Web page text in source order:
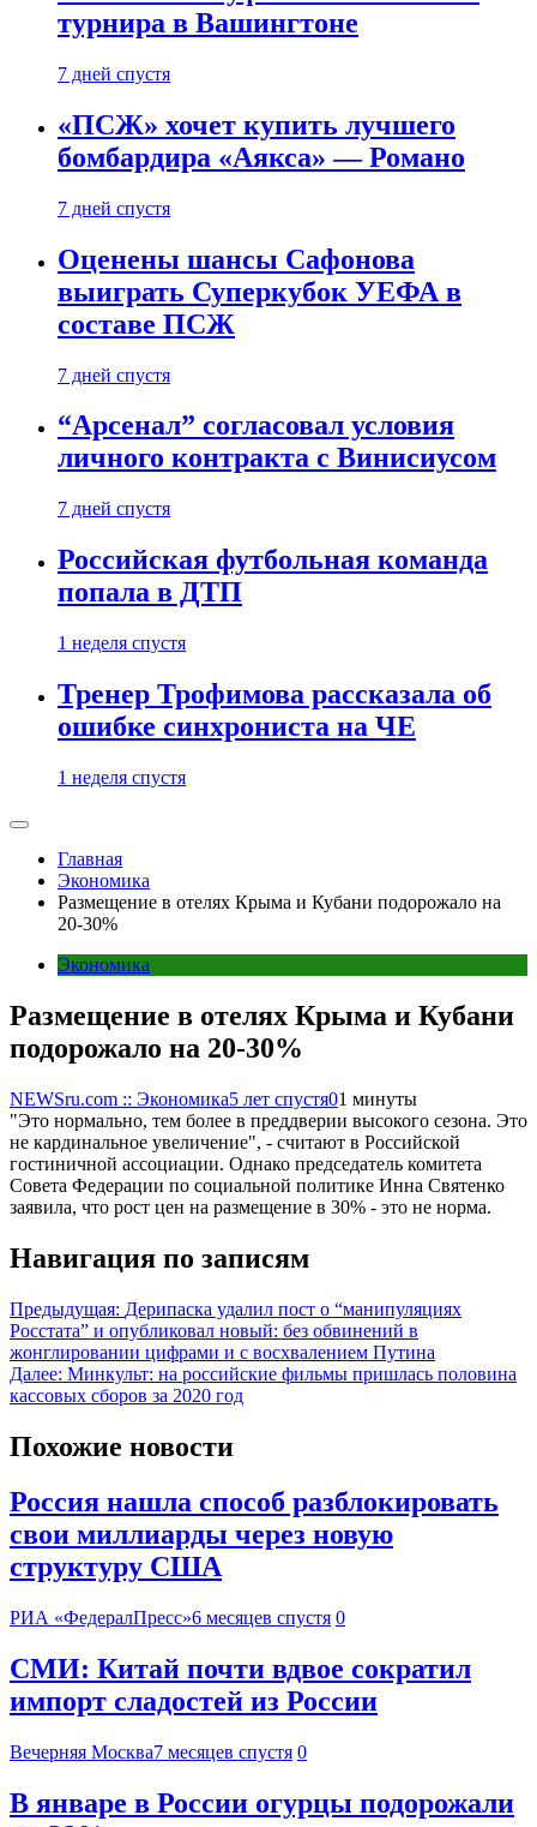
турнира в Вашингтоне
7 дней спустя
«ПСЖ» хочет купить лучшего
бомбардира «Аякса» — Романо
7 дней спустя
Оценены шансы Сафонова
выиграть Суперкубок УЕФА в
составе ПСЖ
7 дней спустя
“Арсенал” согласовал условия
личного контракта с Винисиусом
7 дней спустя
Российская футбольная команда
попала в ДТП
1 неделя спустя
Тренер Трофимова рассказала об
ошибке синхрониста на ЧЕ
1 неделя спустя
Главная
Экономика
Размещение в отелях Крыма и Кубани подорожало на
20-30%
Экономика
Размещение в отелях Крыма и Кубани
подорожало на 20-30%
NEWSru.com :: Экономика5 лет спустя01 минуты
"Это нормально, тем более в преддверии высокого сезона. Это
не кардинальное увеличение", - считают в Российской
гостиничной ассоциации. Однако председатель комитета
Совета Федерации по социальной политике Инна Святенко
заявила, что рост цен на размещение в 30% - это не норма.
Навигация по записям
Предыдущая: Дерипаска удалил пост о “манипуляциях
Росстата” и опубликовал новый: без обвинений в
жонглировании цифрами и с восхвалением Путина
Далее: Минкульт: на российские фильмы пришлась половина
кассовых сборов за 2020 год
Похожие новости
Россия нашла способ разблокировать
свои миллиарды через новую
структуру США
РИА «ФедералПресс»6 месяцев спустя 0
СМИ: Китай почти вдвое сократил
импорт сладостей из России
Вечерняя Москва7 месяцев спустя 0
В январе в России огурцы подорожали